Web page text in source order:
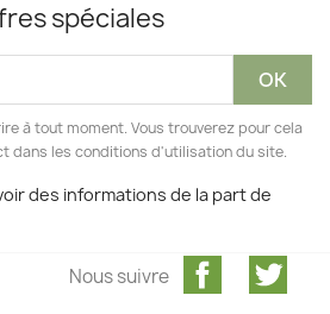
spéciales
à tout moment. Vous trouverez pour cela
dans les conditions d'utilisation du site.
des informations de la part de
Facebook
Nous suivre